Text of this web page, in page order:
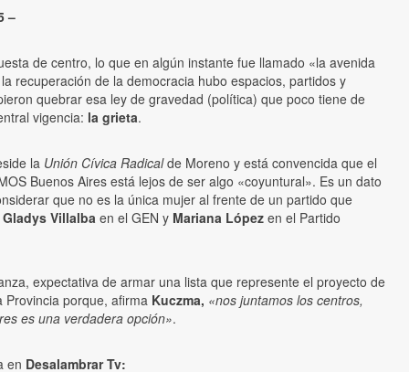
–
de centro, lo que en algún instante fue llamado «la avenida
recuperación de la democracia hubo espacios, partidos y
quebrar esa ley de gravedad (política) que poco tiene de
vigencia: la grieta.
la Unión Cívica Radicalde Moreno y está convencida que el
Buenos Aires está lejos de ser algo «coyuntural». Es un dato
que no es la única mujer al frente de un partido que
Gladys Villalba en el GEN y Mariana López en el Partido
expectativa de armar una lista que represente el proyecto de
Provincia porque, afirma Kuczma, «nos juntamos los centros,
es una verdadera opción».
en Desalambrar Tv: